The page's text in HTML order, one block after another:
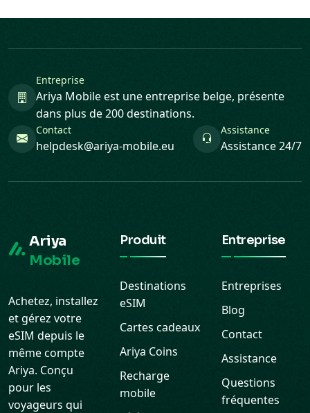
Entreprise
Ariya Mobile est une entreprise belge, présente
dans plus de 200 destinations.
Contact
helpdesk@ariya-mobile.eu
Assistance
Assistance 24/7
Ariya
Mobile
Achetez, installez
et gérez votre
eSIM depuis le
même compte
Ariya. Conçu
pour les
voyageurs qui
Produit
Destinations
eSIM
Cartes cadeaux
Ariya Coins
Recharge
mobile
Entreprise
Entreprises
Blog
Contact
Assistance
Questions
fréquentes